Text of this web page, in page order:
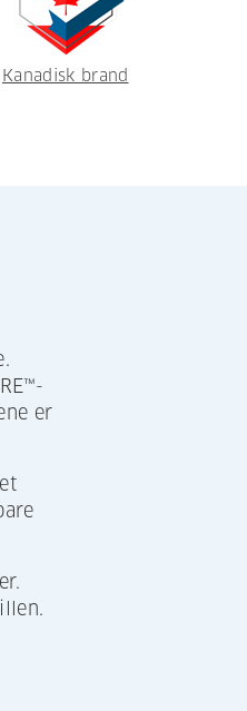
Kanadisk brand
er